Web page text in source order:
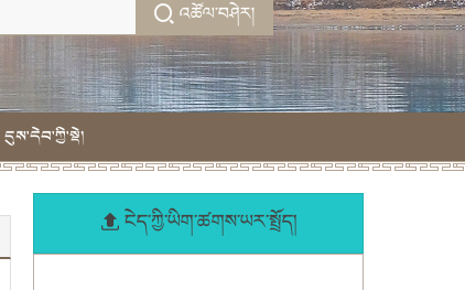
འཚོལ་བཤེར།
དུས་དེབ་ཀྱི་སྡེ།
ངེད་ཀྱི་ཡིག་ཚགས་ཡར་སྤྲོད།